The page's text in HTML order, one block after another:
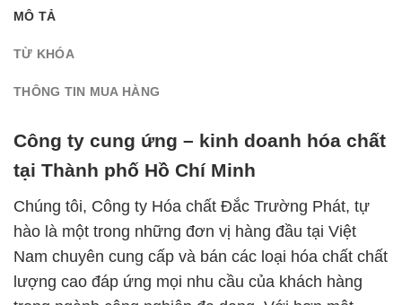
MÔ TẢ
TỪ KHÓA
THÔNG TIN MUA HÀNG
Công ty cung ứng – kinh doanh hóa chất
tại Thành phố Hồ Chí Minh
Chúng tôi, Công ty Hóa chất Đắc Trường Phát, tự
hào là một trong những đơn vị hàng đầu tại Việt
Nam chuyên cung cấp và bán các loại hóa chất chất
lượng cao đáp ứng mọi nhu cầu của khách hàng